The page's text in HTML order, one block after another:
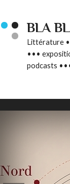
BLA
Littérature
•••
podcasts